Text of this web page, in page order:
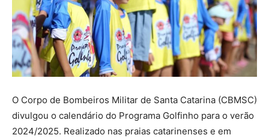
O Corpo de Bombeiros Militar de Santa Catarina (CBMSC)
divulgou o calendário do Programa Golfinho para o verão
2024/2025. Realizado nas praias catarinenses e em